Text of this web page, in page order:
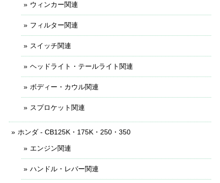
ウィンカー関連
フィルター関連
スイッチ関連
ヘッドライト・テールライト関連
ボディー・カウル関連
スプロケット関連
ホンダ - CB125K・175K・250・350
エンジン関連
ハンドル・レバー関連